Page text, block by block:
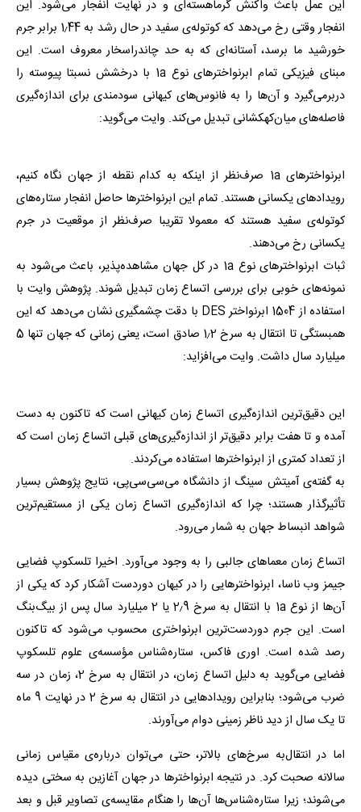
این عمل باعث واکنش گرماهسته‌ای و در نهایت انفجار می‌شود. این
انفجار وقتی رخ می‌دهد که کوتوله‌ی سفید در حال رشد به 1٫44 برابر جرم
خورشید ما برسد، آستانه‌ای که به حد چاندراسخار معروف است. این
مبنای فیزیکی تمام ابرنواخترهای نوع 1a با درخشش نسبتا پیوسته را
دربرمی‌گیرد و آن‌ها را به فانوس‌های کیهانی سودمندی برای اندازه‌گیری
فاصله‌های میان‌کهکشانی تبدیل می‌کند. وایت می‌گوید:
ابرنواخترهای 1a صرف‌نظر از اینکه به کدام نقطه از جهان نگاه کنیم،
رویدادهای یکسانی هستند. تمام این ابرنواخترها حاصل انفجار ستاره‌های
کوتوله‌ی سفید هستند که معمولا تقریبا صرف‌نظر از موقعیت در جرم
یکسانی رخ می‌دهند.
ثبات ابرنواخترهای نوع 1a در کل جهان مشاهده‌پذیر، باعث می‌شود به
نمونه‌های خوبی برای بررسی اتساع زمان تبدیل شوند. پژوهش وایت با
استفاده از 1504 ابرنواختر DES با دقت چشمگیری نشان می‌دهد که این
همبستگی تا انتقال به سرخ 1٫2 صادق است، یعنی زمانی که جهان تنها 5
میلیارد سال داشت. وایت می‌افزاید:
این دقیق‌ترین اندازه‌گیری اتساع زمان کیهانی است که تاکنون به دست
آمده و تا هفت برابر دقیق‌تر از اندازه‌گیری‌های قبلی اتساع زمان است که
از تعداد کمتری از ابرنواخترها استفاده می‌کردند.
به گفته‌ی آمیتش سینگ از دانشگاه می‌سی‌سی‌پی، نتایج پژوهش بسیار
تأثیرگذار هستند؛ چرا که اندازه‌گیری اتساع زمان یکی از مستقیم‌ترین
شواهد انبساط جهان به شمار می‌رود.
اتساع زمان معماهای جالبی را به وجود می‌آورد. اخیرا تلسکوپ فضایی
جیمز وب ناسا، ابرنواخترهایی را در کیهان دوردست آشکار کرد که یکی از
آن‌ها از نوع 1a با انتقال به سرخ 2٫9 یا 2 میلیارد سال پس از بیگ‌بنگ
است. این جرم دوردست‌ترین ابرنواختری محسوب می‌شود که تاکنون
رصد شده است. اوری فاکس، ستاره‌شناس مؤسسه‌ی علوم تلسکوپ
فضایی می‌گوید به دلیل اتساع زمان، در انتقال به سرخ 2، زمان در سه
ضرب می‌شود؛ بنابراین رویدادهایی در انتقال به سرخ 2 در نهایت 9 ماه
تا یک سال از دید ناظر زمینی دوام می‌آورند.
اما در انتقال‌به سرخ‌های بالاتر، حتی می‌توان درباره‌ی مقیاس زمانی
سالانه صحبت کرد. در نتیجه ابرنواخترها در جهان آغازین به سختی دیده
می‌شوند؛ زیرا ستاره‌شناس‌ها آن‌ها را هنگام مقایسه‌ی تصاویر قبل و بعد